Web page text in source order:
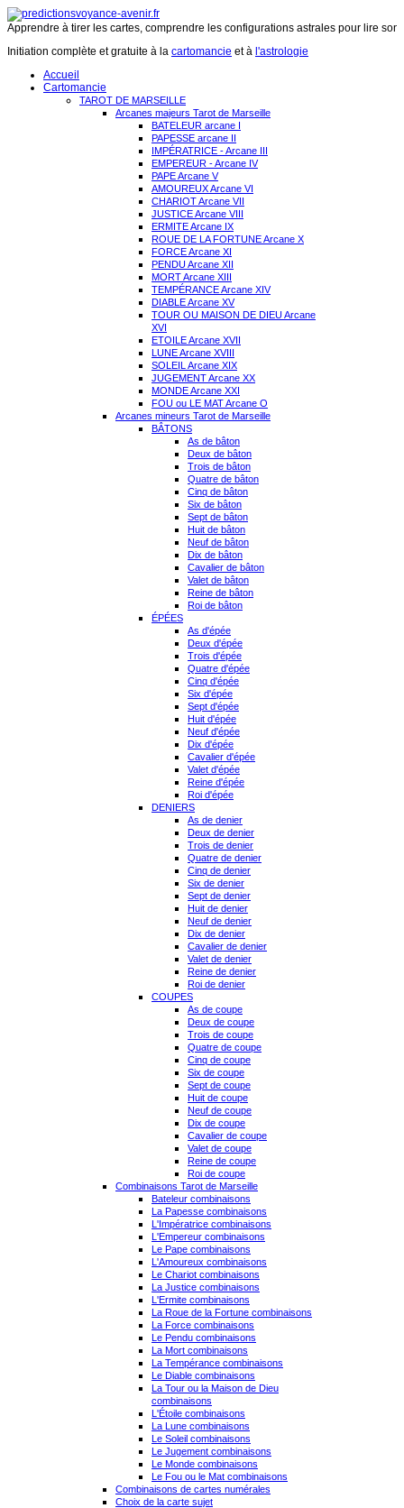
Apprendre à tirer les cartes, comprendre les configurations astrales pour lire
Initiation complète et gratuite à la cartomancie et à l'astrologie
Accueil
Cartomancie
TAROT DE MARSEILLE
Arcanes majeurs Tarot de Marseille
BATELEUR arcane I
PAPESSE arcane II
IMPÉRATRICE - Arcane III
EMPEREUR - Arcane IV
PAPE Arcane V
AMOUREUX Arcane VI
CHARIOT Arcane VII
JUSTICE Arcane VIII
ERMITE Arcane IX
ROUE DE LA FORTUNE Arcane X
FORCE Arcane XI
PENDU Arcane XII
MORT Arcane XIII
TEMPÉRANCE Arcane XIV
DIABLE Arcane XV
TOUR OU MAISON DE DIEU Arcane
XVI
ETOILE Arcane XVII
LUNE Arcane XVIII
SOLEIL Arcane XIX
JUGEMENT Arcane XX
MONDE Arcane XXI
FOU ou LE MAT Arcane O
Arcanes mineurs Tarot de Marseille
BÂTONS
As de bâton
Deux de bâton
Trois de bâton
Quatre de bâton
Cinq de bâton
Six de bâton
Sept de bâton
Huit de bâton
Neuf de bâton
Dix de bâton
Cavalier de bâton
Valet de bâton
Reine de bâton
Roi de bâton
ÉPÉES
As d'épée
Deux d'épée
Trois d'épée
Quatre d'épée
Cinq d'épée
Six d'épée
Sept d'épée
Huit d'épée
Neuf d'épée
Dix d'épée
Cavalier d'épée
Valet d'épée
Reine d'épée
Roi d'épée
DENIERS
As de denier
Deux de denier
Trois de denier
Quatre de denier
Cinq de denier
Six de denier
Sept de denier
Huit de denier
Neuf de denier
Dix de denier
Cavalier de denier
Valet de denier
Reine de denier
Roi de denier
COUPES
As de coupe
Deux de coupe
Trois de coupe
Quatre de coupe
Cinq de coupe
Six de coupe
Sept de coupe
Huit de coupe
Neuf de coupe
Dix de coupe
Cavalier de coupe
Valet de coupe
Reine de coupe
Roi de coupe
Combinaisons Tarot de Marseille
Bateleur combinaisons
La Papesse combinaisons
L'Impératrice combinaisons
L'Empereur combinaisons
Le Pape combinaisons
L'Amoureux combinaisons
Le Chariot combinaisons
La Justice combinaisons
L'Ermite combinaisons
La Roue de la Fortune combinaisons
La Force combinaisons
Le Pendu combinaisons
La Mort combinaisons
La Tempérance combinaisons
Le Diable combinaisons
La Tour ou la Maison de Dieu
combinaisons
L'Étoile combinaisons
La Lune combinaisons
Le Soleil combinaisons
Le Jugement combinaisons
Le Monde combinaisons
Le Fou ou le Mat combinaisons
Combinaisons de cartes numérales
Choix de la carte sujet